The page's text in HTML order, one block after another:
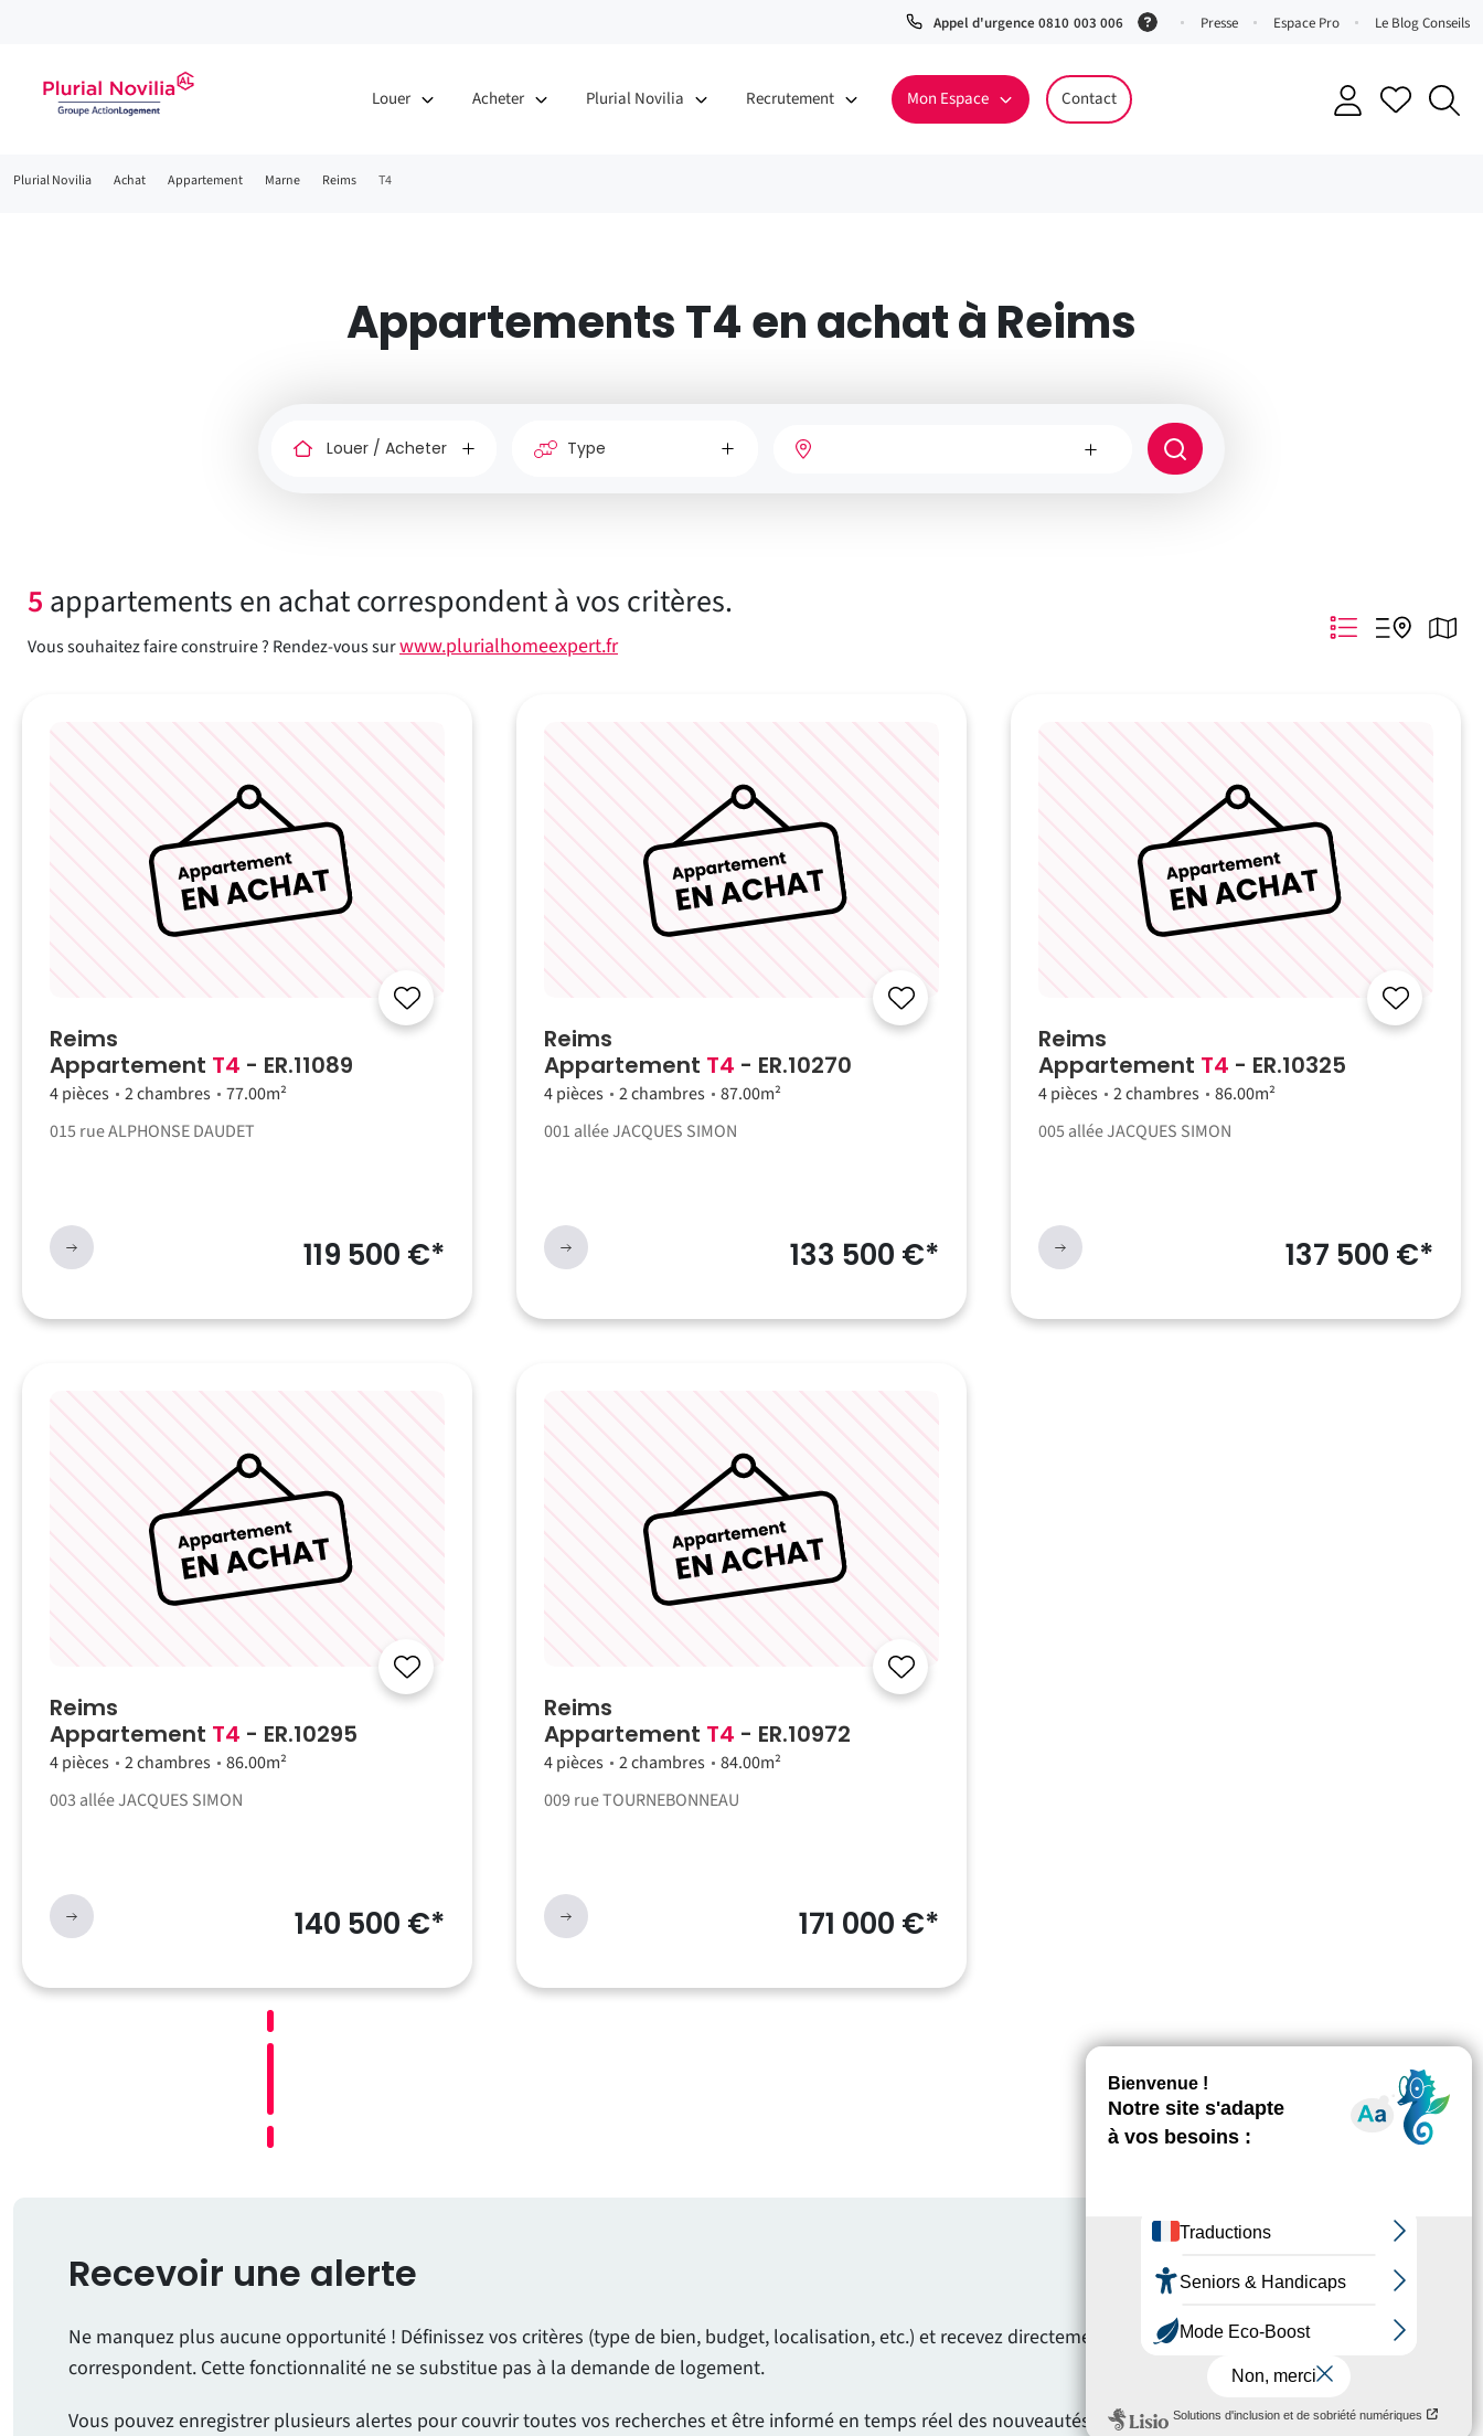
Appel d'urgence 0810 003 006
(ServicePresse Espace Pro Le Blog Conseils
Louer Acheter Plurial Novilia Recrutement Mon Espace Contact
Fil
Plurial Novilia Achat Appartement Marne Reims T4
Appartements T4 en achat à Reims
ou
Nombre
Type
Rayon
5 appartements en achat correspondent à vos critères.
Vous souhaitez faire construire ? Rendez-vous surwww.plurialhomeexpert.fr
Reims
Appartement T4 - ER.11089
4 pièces 2 chambres
77.00m²
015 rue ALPHONSE DAUDET
119 500 €*
Reims
Appartement T4 - ER.10270
4 pièces 2 chambres
87.00m²
001 allée JACQUES SIMON
133 500 €*
Reims
Appartement T4 - ER.10325
4 pièces 2 chambres
86.00m²
005 allée JACQUES SIMON
137 500 €*
Reims
Appartement T4 - ER.10295
4 pièces 2 chambres
86.00m²
003 allée JACQUES SIMON
140 500 €*
Reims
Appartement T4 - ER.10972
4 pièces 2 chambres
84.00m²
009 rue TOURNEBONNEAU
171 000 €*
Recevoir une alerte
Ne manquez plus aucune opportunité ! Définissez vos critères (type de bien, budget, localisation, etc.) et recevez directement les annonces qui vous
correspondent. Cette fonctionnalité ne se substitue pas à la demande de logement.
Vous pouvez enregistrer plusieurs alertes pour couvrir toutes vos recherches et être informé en temps réel des nouveautés qui vous intéressent.